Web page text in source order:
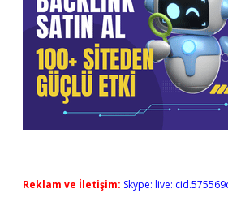
Reklam ve İletişim: Skype: